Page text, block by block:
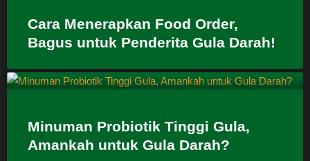
Cara Menerapkan Food Order,
Bagus untuk Penderita Gula Darah!
Minuman Probiotik Tinggi Gula,
Amankah untuk Gula Darah?